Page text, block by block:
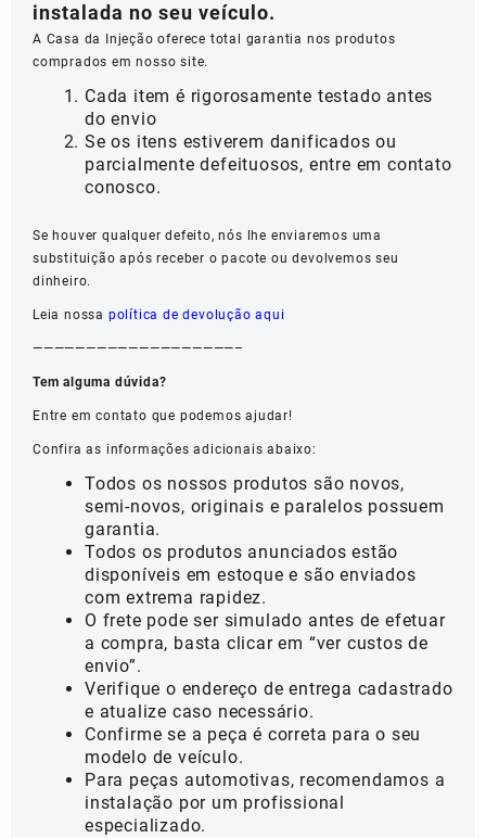
instalada no seu veículo.
A Casa da Injeção oferece total garantia nos produtos
comprados em nosso site.
Cada item é rigorosamente testado antes
do envio
Se os itens estiverem danificados ou
parcialmente defeituosos, entre em contato
conosco.
Se houver qualquer defeito, nós lhe enviaremos uma
substituição após receber o pacote ou devolvemos seu
dinheiro.
Leia nossa política de devolução aqui
———————————————————–
Tem alguma dúvida?
Entre em contato que podemos ajudar!
Confira as informações adicionais abaixo:
Todos os nossos produtos são novos,
semi-novos, originais e paralelos possuem
garantia.
Todos os produtos anunciados estão
disponíveis em estoque e são enviados
com extrema rapidez.
O frete pode ser simulado antes de efetuar
a compra, basta clicar em “ver custos de
envio”.
Verifique o endereço de entrega cadastrado
e atualize caso necessário.
Confirme se a peça é correta para o seu
modelo de veículo.
Para peças automotivas, recomendamos a
instalação por um profissional
especializado.